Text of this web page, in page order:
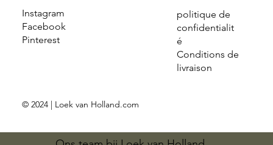
Instagram
Facebook
Pinterest
politique de
confidentialit
é
Conditions de
livraison
© 2024 | Loek van Holland.com